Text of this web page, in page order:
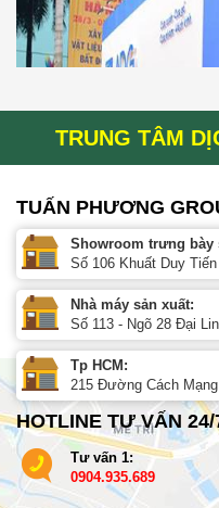
TRUNG TÂM
TUẤN PHƯƠNG
Showroom trưng bày
Số 106 Khuất Duy
Nhà máy sản xuất:
Số 113 - Ngõ 28 Đại
Tp HCM:
215 Đường Cách
HOTLINE TƯ VẤN 24/
Tư vấn 1:
0904.935.689